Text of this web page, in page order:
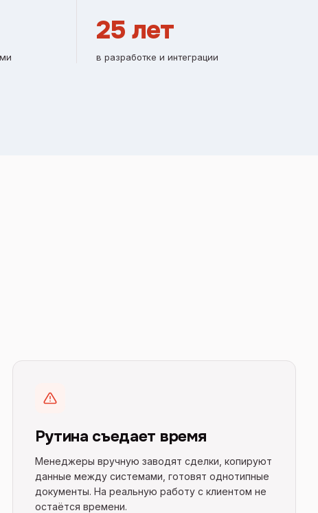
25 лет
в разработке и интеграции
Рутина съедает время
Менеджеры вручную заводят сделки, копируют
данные между системами, готовят однотипные
документы. На реальную работу с клиентом не
остаётся времени.